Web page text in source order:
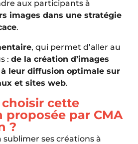
aux participants à
images dans une stratégie
.
, qui permet d’aller au
: de la création d’images
leur diffusion optimale sur
et sites web.
cette
par CMA
?
ses créations à